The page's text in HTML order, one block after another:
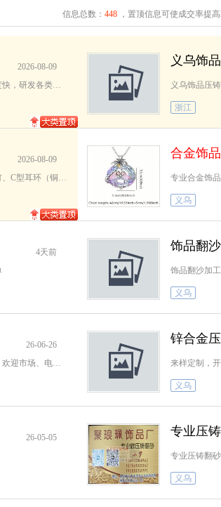
信息总数： 448，置顶信息可使成交率提高
2026-08-09 义乌饰
义乌饰品压
浙江
2026-08-09 合金饰
义乌
4天前 饰品翻
义乌
26-06-26 锌合金
来样定制，
义乌
26-05-05 专业压
专业压铸翻
义乌